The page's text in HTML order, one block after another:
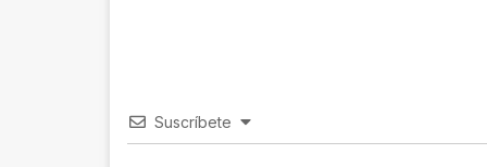
Suscríbete